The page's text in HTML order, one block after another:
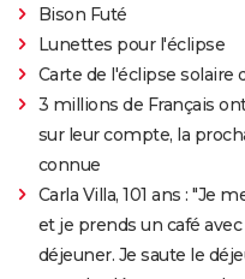
Bison Futé
Lunettes pour l'éclipse
Carte de l'éclipse solaire
3 millions de Français
sur leur compte, la
connue
Carla Villa, 101 ans : "Je
et je prends un café
déjeuner. Je saute le